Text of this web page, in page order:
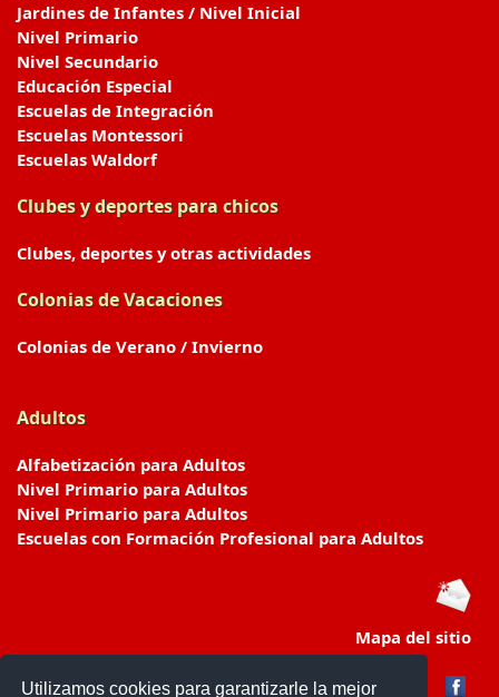
Utilizamos cookies para garantizarle la mejor
Jardines de Infantes / Nivel Inicial
Nivel Primario
Nivel Secundario
Educación Especial
Escuelas de Integración
Escuelas Montessori
Escuelas Waldorf
Clubes y deportes para chicos
Clubes, deportes y otras actividades
Colonias de Vacaciones
Colonias de Verano / Invierno
Adultos
Alfabetización para Adultos
Nivel Primario para Adultos
Nivel Primario para Adultos
Escuelas con Formación Profesional para Adultos
Mapa del sitio